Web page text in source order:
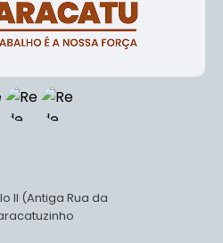
II (Antiga Rua da